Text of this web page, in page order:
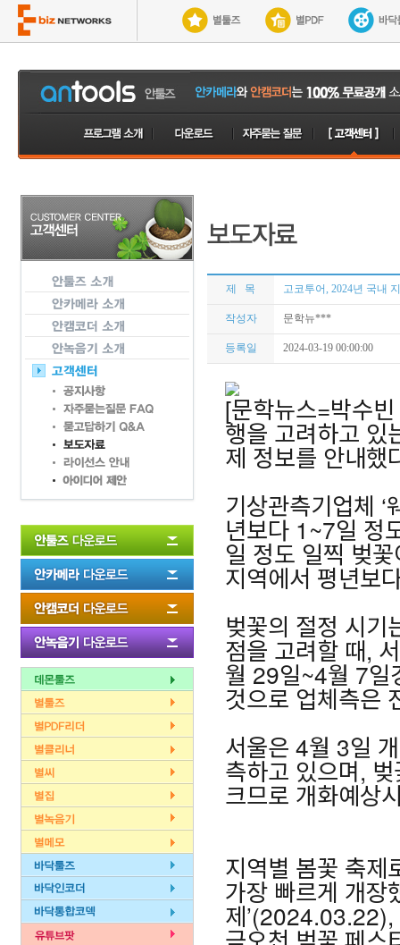
제 목 고코투어, 2024년 국내
작성자 문학뉴***
등록일 2024-03-19 00:00:00
[문학뉴스=박수
행을 고려하고 있
제 정보를 안내했
기상관측기업체
년보다 1~7일 정
일 정도 일찍 벚
지역에서 평년보
벚꽃의 절정 시기
점을 고려할 때,
월 29일~4월 7일
것으로 업체측은
서울은 4월 3일
측하고 있으며,
크므로 개화예상
지역별 봄꽃 축제
가장 빠르게 개장
제’(2024.03.22),